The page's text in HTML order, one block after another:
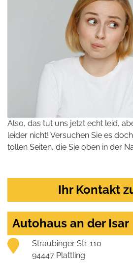
Also, das tut uns jetzt echt leid,
leider nicht! Versuchen Sie es
tollen Seiten, die Sie oben in der
Ihr Kontakt
Autohaus an der Isar
Straubinger Str. 110
94447 Plattling